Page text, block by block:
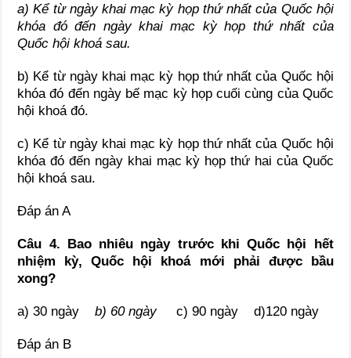
a) Kể từ ngày khai mạc kỳ họp thứ nhất của Quốc hội
khóa đó đến ngày khai mạc kỳ họp thứ nhất của
Quốc hội khoá sau.
b) Kể từ ngày khai mạc kỳ họp thứ nhất của Quốc hội
khóa đó đến ngày bế mạc kỳ họp cuối cùng của Quốc
hội khoá đó.
c) Kể từ ngày khai mạc kỳ họp thứ nhất của Quốc hội
khóa đó đến ngày khai mạc kỳ họp thứ hai của Quốc
hội khoá sau.
Đáp án A
Câu 4. Bao nhiêu ngày trước khi Quốc hội hết
nhiệm kỳ, Quốc hội khoá mới phải được bầu
xong?
a) 30 ngàyb) 60 ngàyc) 90 ngày d)120 ngày
Đáp án B